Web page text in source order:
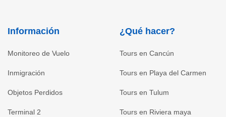
Información
Monitoreo de Vuelo
Inmigración
Objetos Perdidos
Terminal 2
¿Qué hacer?
Tours en Cancún
Tours en Playa del Carmen
Tours en Tulum
Tours en Riviera maya